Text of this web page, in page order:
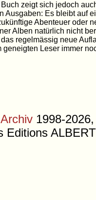
Buch zeigt sich jedoch
Ausgaben: Es bleibt auf
Abenteuer oder
Alben natürlich nicht
regelmässig neue
geneigten Leser immer
1998-
Editions